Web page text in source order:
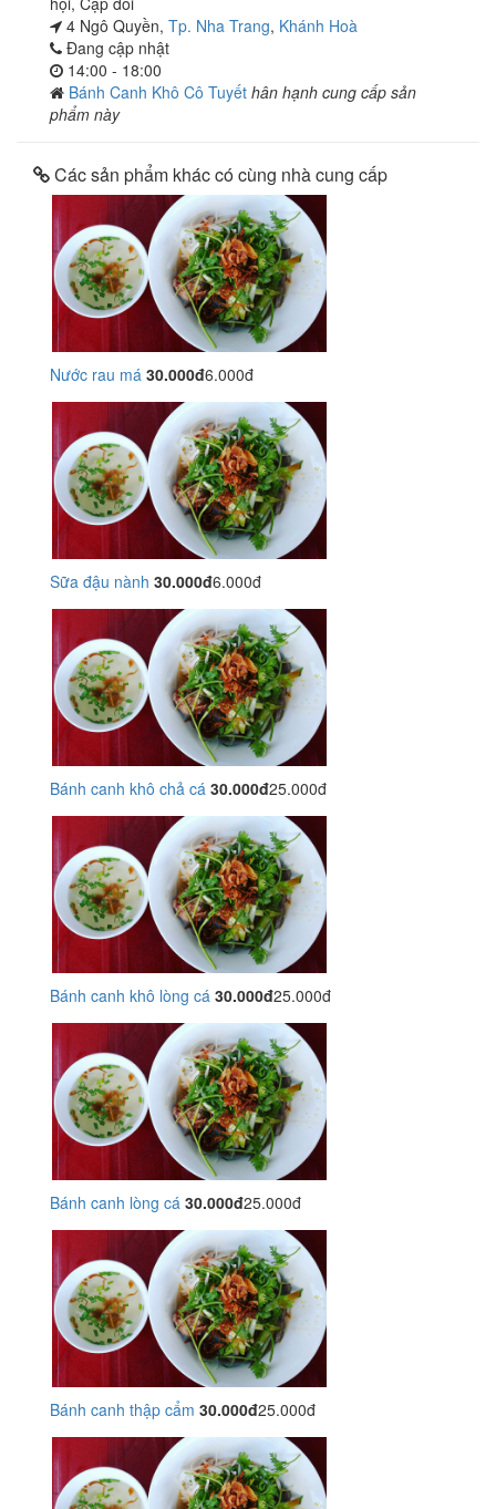
4 Ngô Quyền, Tp. Nha Trang, Khánh Hoà
Đang cập nhật
14:00 - 18:00
Bánh Canh Khô Cô Tuyết hân hạnh cung cấp sản
phẩm này
Các sản phẩm khác có cùng nhà cung cấp
Nước rau má 30.000đ6.000đ
Sữa đậu nành 30.000đ6.000đ
Bánh canh khô chả cá 30.000đ25.000đ
Bánh canh khô lòng cá 30.000đ25.000đ
Bánh canh lòng cá 30.000đ25.000đ
Bánh canh thập cẩm 30.000đ25.000đ